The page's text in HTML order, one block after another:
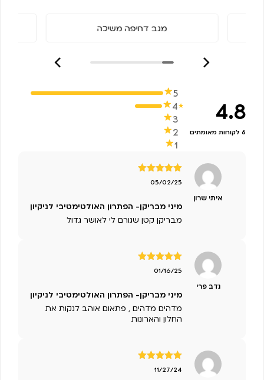
מגב דחיפה משיכה
4.8
6 לקוחות מאומתים
5
4
3
2
1
איתי שרון
דורג5 מתוך05/02/25
מיני מבריקן- הפתרון האולטימטיבי לניקיון
מבריקן קטן שגורם לי לאושר גדול
נדב פרי
דורג5 מתוך01/16/25
מיני מבריקן- הפתרון האולטימטיבי לניקיון
מדהים מדהים , פתאום אוהב לנקות את
החלון והארונות
דורג5 מתוך11/27/24